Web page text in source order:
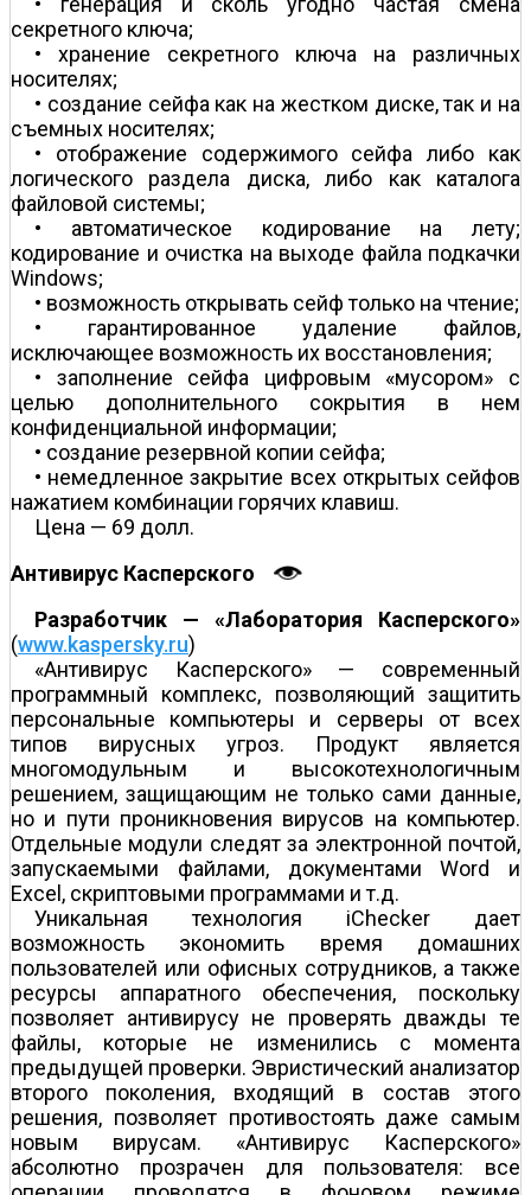
секретного ключа;
• хранение секретного ключа на различных
носителях;
• создание сейфа как на жестком диске, так и на
съемных носителях;
• отображение содержимого сейфа либо как
логического раздела диска, либо как каталога
файловой системы;
• автоматическое кодирование на лету;
кодирование и очистка на выходе файла подкачки
Windows;
• возможность открывать сейф только на чтение;
• гарантированное удаление файлов,
исключающее возможность их восстановления;
• заполнение сейфа цифровым «мусором» с
целью дополнительного сокрытия в нем
конфиденциальной информации;
• создание резервной копии сейфа;
• немедленное закрытие всех открытых сейфов
нажатием комбинации горячих клавиш.
Цена — 69 долл.
Антивирус Касперского
Разработчик — «Лаборатория Касперского»
(www.kaspersky.ru)
«Антивирус Касперского» — современный
программный комплекс, позволяющий защитить
персональные компьютеры и серверы от всех
типов вирусных угроз. Продукт является
многомодульным и высокотехнологичным
решением, защищающим не только сами данные,
но и пути проникновения вирусов на компьютер.
Отдельные модули следят за электронной почтой,
запускаемыми файлами, документами Word и
Excel, скриптовыми программами и т.д.
Уникальная технология iChecker дает
возможность экономить время домашних
пользователей или офисных сотрудников, а также
ресурсы аппаратного обеспечения, поскольку
позволяет антивирусу не проверять дважды те
файлы, которые не изменились с момента
предыдущей проверки. Эвристический анализатор
второго поколения, входящий в состав этого
решения, позволяет противостоять даже самым
новым вирусам. «Антивирус Касперского»
абсолютно прозрачен для пользователя: все